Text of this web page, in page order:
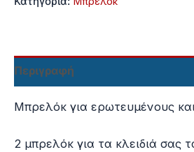
Περιγραφή
Μπρελόκ για ερωτευμένους
2 μπρελόκ για τα κλειδιά σας